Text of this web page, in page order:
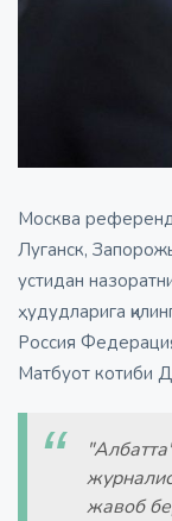
Москва
Луганск,
устидан
ҳудудларига
Россия
Матбуот котиби
жавоб